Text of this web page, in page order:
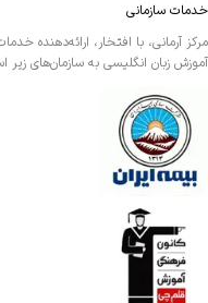
سازمانی
آرمانی، با افتخار، ارائه‌دهنده خدمات
زبان انگلیسی به سازمان‌های زیر است: